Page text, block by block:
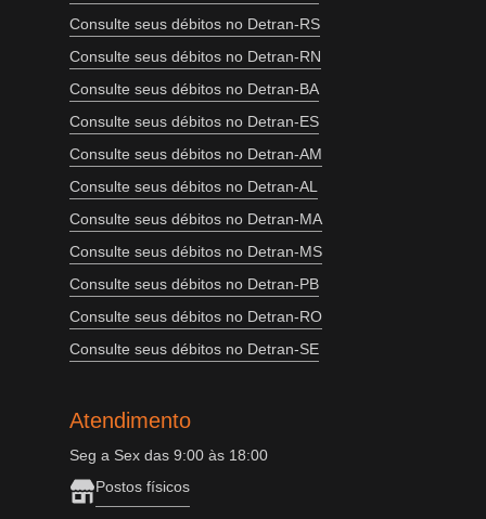
Consulte seus débitos no Detran-RS
Consulte seus débitos no Detran-RN
Consulte seus débitos no Detran-BA
Consulte seus débitos no Detran-ES
Consulte seus débitos no Detran-AM
Consulte seus débitos no Detran-AL
Consulte seus débitos no Detran-MA
Consulte seus débitos no Detran-MS
Consulte seus débitos no Detran-PB
Consulte seus débitos no Detran-RO
Consulte seus débitos no Detran-SE
Atendimento
Seg a Sex das 9:00 às 18:00
Postos físicos